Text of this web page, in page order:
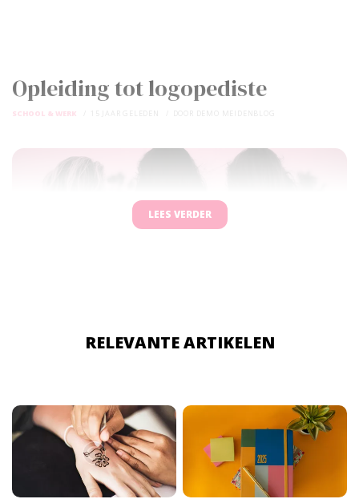
Opleiding tot logopediste
SCHOOL & WERK
LEES VERDER
RELEVANTE ARTIKELEN